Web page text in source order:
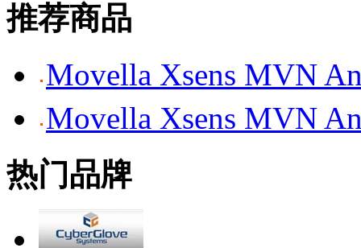
推荐商品
Movella Xsens MVN
Movella Xsens MVN
热门品牌